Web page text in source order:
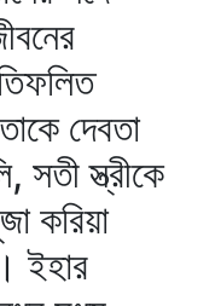
দেবতা
সতী স্ত্রীকে
করিয়া
ইহার